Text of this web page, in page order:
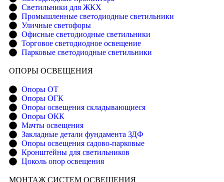
Светильники для ЖКХ
Промышленные светодиодные светильники
Уличные светофоры
Офисные светодиодные светильники
Торговое светодиодное освещение
Парковые светодиодные светильники
ОПОРЫ ОСВЕЩЕНИЯ
Опоры ОТ
Опоры ОГК
Опоры освещения складывающиеся
Опоры ОКК
Мачты освещения
Закладные детали фундамента ЗДФ
Опоры освещения садово-парковые
Кронштейны для светильников
Цоколь опор освещения
МОНТАЖ СИСТЕМ ОСВЕЩЕНИЯ